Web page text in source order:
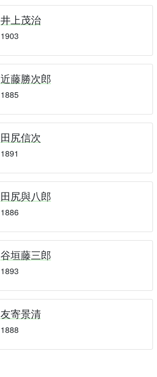
井上茂治
1903
近藤勝次郎
1885
田尻信次
1891
田尻與八郎
1886
谷垣藤三郎
1893
友寄景清
1888